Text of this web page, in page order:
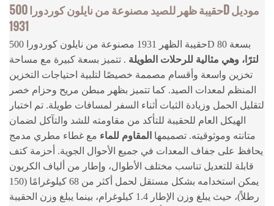
حقيبة ظهر للصيد مصنوعة من نايلون كوردورا 500D موديل
1931
حقيبة الظهر 1931 مصنوعة من نايلون كوردورا 500D بسعة 80
لترًا، وهي مثالية للرحلات الطويلة . تتميز بسعة كبيرة مع مساحة
تخزين واسعة وأقسام مصممة خصيصًا لتلبية احتياجات التخزين
المنظم لمعدات الصيد. كما تتميز بظهر مبطن مريح وحزام خصر
لتقليل الحمل وزيادة الثبات أثناء السفر لمسافات طويلة. تم اختبار
الهيكل العام للحقيبة للتأكد من مقاومته للشد والتآكل لضمان
متانته وموثوقيته. تصميمها المقاوم للماء مع غطاء مطري مدمج
يحافظ على جفاف المعدات في جميع الأحوال الجوية. أحزمة كتف
قابلة للتعديل تناسب مختلف الأطوال، وإطار من ألياف الكربون
يمكن استخدامه بشكل مستقل لحمل أكثر من 68 كيلوغرامًا (150
رطلاً)، حيث يبلغ وزن الإطار 1.4 كيلوغرام، بينما يبلغ وزن الحقيبة